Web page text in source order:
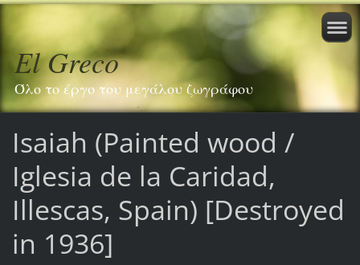
El Greco
Όλο το έργο του μεγάλου ζωγράφου
Isaiah (Painted wood /
Iglesia de la Caridad,
Illescas, Spain) [Destroyed
in 1936]